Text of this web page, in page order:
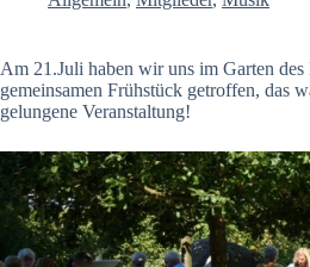
Am 21.Juli haben wir uns im Garten des
gemeinsamen Frühstück getroffen, das
gelungene Veranstaltung!